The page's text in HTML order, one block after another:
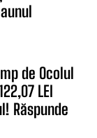
de Ocolul
LEI
Răspunde